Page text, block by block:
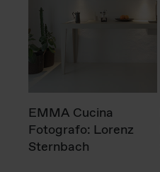
EMMA Cucina
Fotografo: Lorenz
Sternbach